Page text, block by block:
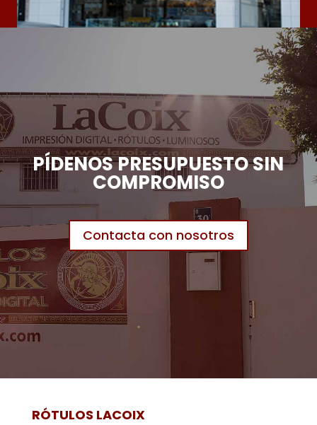
PÍDENOS PRESUPUESTO SIN
COMPROMISO
Contacta con nosotros
RÓTULOS LACOIX